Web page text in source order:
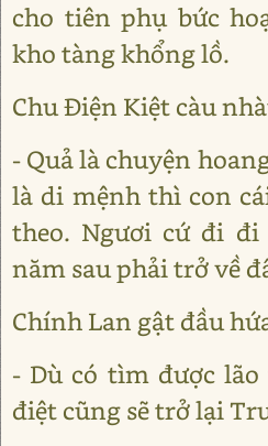
cho tiên phụ bức
kho tàng khổng lồ.
Chu Điện Kiệt càu
- Quả là chuyện
là di mệnh thì con
theo. Ngươi cứ đi
năm sau phải trở về
Chính Lan gật đầu
- Dù có tìm được
điệt cũng sẽ trở lại